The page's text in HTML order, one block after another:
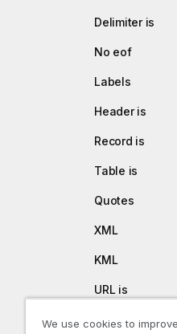
Delimiter is
No eof
Labels
Header is
Record is
Table is
Quotes
XML
KML
URL is
userAgent is
We use cookies to